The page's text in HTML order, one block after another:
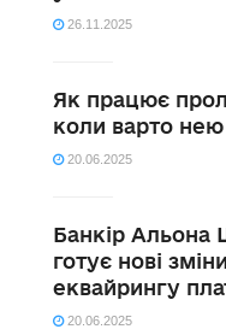
26.11.2025
Як працює
коли варто нею
20.06.2025
Банкір Альона
готує нові
еквайрингу
20.06.2025